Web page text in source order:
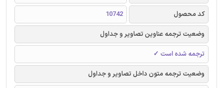
کد محصول
10742
وضعیت ترجمه عناوین تصاویر و جداول
ترجمه شده است ✓
وضعیت ترجمه متون داخل تصاویر و جداول